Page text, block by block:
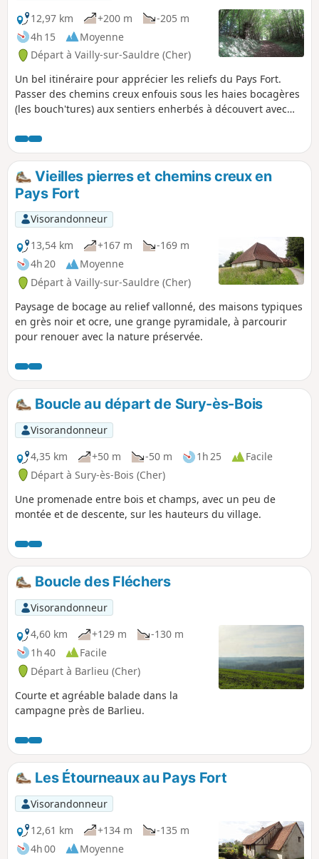
12,97 km
+200 m
-205 m
4h 15
Moyenne
Départ à Vailly-sur-Sauldre (Cher)
Un bel itinéraire pour apprécier les reliefs du Pays Fort.
Passer des chemins creux enfouis sous les haies bocagères
(les bouch'tures) aux sentiers enherbés à découvert avec
randonneur une variété de paysages sauvages typiques de
la Sologne berrichonne.
Vieilles pierres et chemins creux en
Pays Fort
Visorandonneur
13,54 km
+167 m
-169 m
4h 20
Moyenne
Départ à Vailly-sur-Sauldre (Cher)
Paysage de bocage au relief vallonné, des maisons typiques
en grès noir et ocre, une grange pyramidale, à parcourir
pour renouer avec la nature préservée.
Boucle au départ de Sury-ès-Bois
Visorandonneur
4,35 km
+50 m -50 m 1h 25
Facile
Départ à Sury-ès-Bois (Cher)
Une promenade entre bois et champs, avec un peu de
montée et de descente, sur les hauteurs du village.
Boucle des Fléchers
Visorandonneur
4,60 km
+129 m
-130 m
1h 40
Facile
Départ à Barlieu (Cher)
Courte et agréable balade dans la
campagne près de Barlieu.
Les Étourneaux au Pays Fort
Visorandonneur
12,61 km
+134 m
-135 m
4h 00
Moyenne